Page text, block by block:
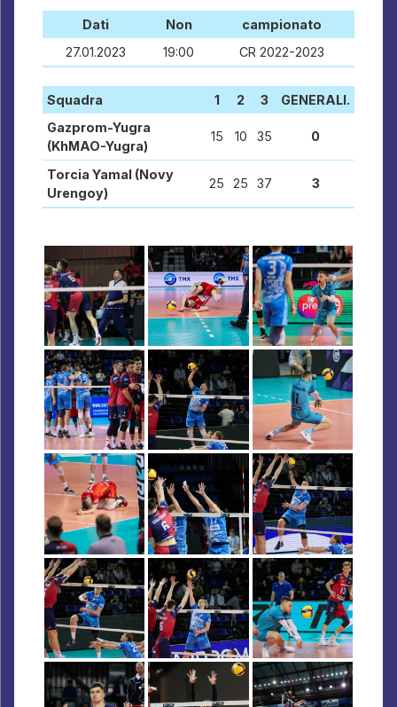
Dati Non
campionato
27.01.2023
19:00 CR 2022-2023
Squadra 1 2 3
GENERALI.
Gazprom-Yugra
(KhMAO-Yugra)
15 10 35 0
Torcia Yamal (Novy
Urengoy)
25 25 37 3